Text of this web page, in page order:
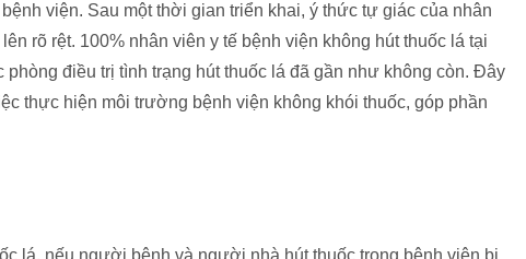
viện. Sau một thời gian triển khai, ý thức tự giác của nhân
rõ rệt. 100% nhân viên y tế bệnh viện không hút thuốc lá tại
điều trị tình trạng hút thuốc lá đã gần như không còn. Đây
thực hiện môi trường bệnh viện không khói thuốc, góp phần
lá, nếu người bệnh và người nhà hút thuốc trong bệnh viện bị